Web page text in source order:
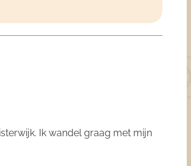
Ik wandel graag met mijn